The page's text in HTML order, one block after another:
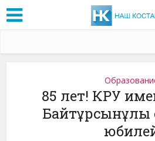
85 лет! КРУ
Байтұрсынұлы